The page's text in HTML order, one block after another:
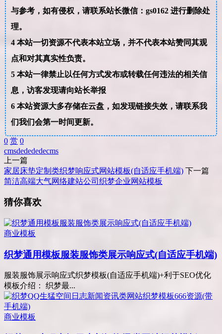
与参考，如有侵权，请联系站长微信：gs0162 进行删除处
理。
4本站一切资源不代表本站立场，并不代表本站赞同其观
点和对其真实性负责。
5本站一律禁止以任何方式发布或转载任何违法的相关信
息，访客发现请向站长举报
6本站资源大多存储在云盘，如发现链接失效，请联系我
们我们会第一时间更新。
0 赏 0
cmsdedededecms
上一篇
家居床垫定制类织梦响应式网站模板(自适应手机端) 下一篇
简洁高端大气网络建站公司织梦企业网站模板
猜你喜欢
商业模板
织梦通用模板服装服饰类展示响应式(自适应手机端)
服装服饰展示响应式织梦模板(自适应手机端)+利于SEO优化
模板介绍： 织梦最...
商业模板